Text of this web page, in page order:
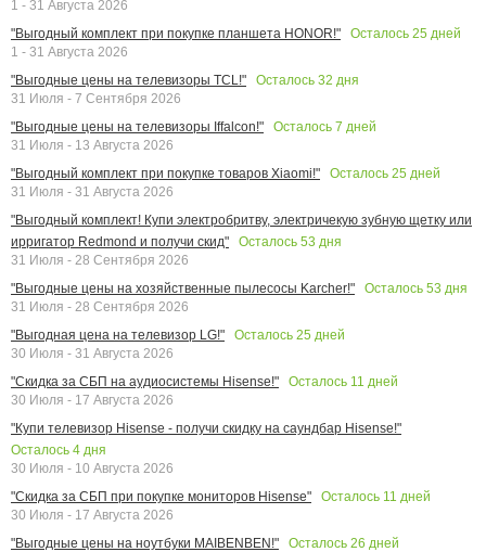
1 - 31 Августа 2026
"Выгодный комплект при покупке планшета HONOR!"
Осталось 25 дней
1 - 31 Августа 2026
"Выгодные цены на телевизоры TCL!"
Осталось 32 дня
31 Июля - 7 Сентября 2026
"Выгодные цены на телевизоры Iffalcon!"
Осталось 7 дней
31 Июля - 13 Августа 2026
"Выгодный комплект при покупке товаров Xiaomi!"
Осталось 25 дней
31 Июля - 31 Августа 2026
"Выгодный комплект! Купи электробритву, электричекую зубную щетку или
ирригатор Redmond и получи скид"
Осталось 53 дня
31 Июля - 28 Сентября 2026
"Выгодные цены на хозяйственные пылесосы Karcher!"
Осталось 53 дня
31 Июля - 28 Сентября 2026
"Выгодная цена на телевизор LG!"
Осталось 25 дней
30 Июля - 31 Августа 2026
"Скидка за СБП на аудиосистемы Hisense!"
Осталось 11 дней
30 Июля - 17 Августа 2026
"Купи телевизор Hisense - получи скидку на саундбар Hisense!"
Осталось 4 дня
30 Июля - 10 Августа 2026
"Скидка за СБП при покупке мониторов Hisense"
Осталось 11 дней
30 Июля - 17 Августа 2026
"Выгодные цены на ноутбуки MAIBENBEN!"
Осталось 26 дней